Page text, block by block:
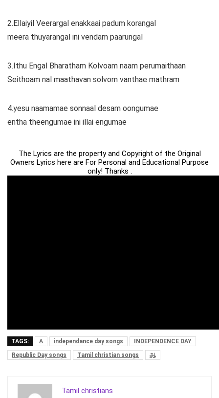
2.Ellaiyil Veerargal enakkaai padum korangal
meera thuyarangal ini vendam paarungal
3.Ithu Engal Bharatham Kolvoam naam perumaithaan
Seithoam nal maathavan solvom vanthae mathram
4.yesu naamamae sonnaal desam oongumae
entha theengumae ini illai engumae
The Lyrics are the property and Copyright of the Original
Owners Lyrics here are For Personal and Educational Purpose
only! Thanks .
TAGS: A independance day songs
INDEPENDENCE DAY
Republic Day songs
Tamil christian songs ஆ
Tamil christians